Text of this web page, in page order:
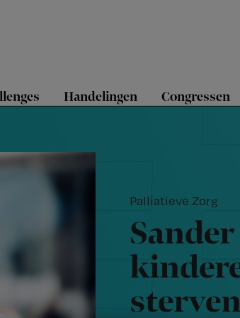
Handelingen Congressen
Palliatieve Zorg